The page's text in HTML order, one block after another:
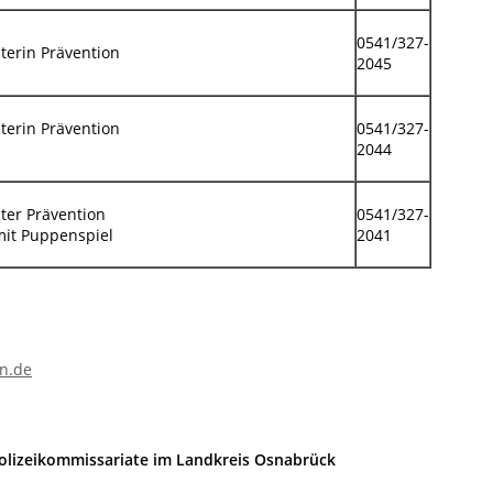
Prävention
0541/327-
2045
Prävention
0541/327-
2044
Prävention
Puppenspiel
0541/327-
2041
im Landkreis Osnabrück